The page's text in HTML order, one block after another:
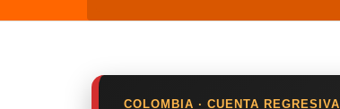
COLOMBIA · CUENTA REGRESIVA